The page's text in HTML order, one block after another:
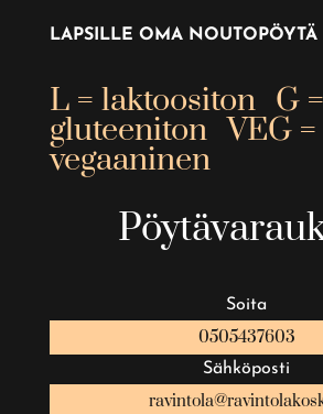
LAPSILLE OMA NOUTOPÖYTÄ
L = laktoositon G =
gluteeniton VEG =
vegaaninen
Soita
0505437603
Sähköposti